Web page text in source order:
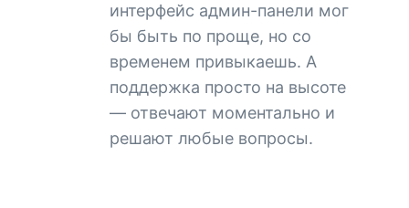
интерфейс админ-панели мог
бы быть по проще, но со
временем привыкаешь. А
поддержка просто на высоте
— отвечают моментально и
решают любые вопросы.